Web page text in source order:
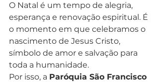
O Natal é um tempo de alegria,
esperança e renovação espiritual. É
o momento em que celebramos o
nascimento de Jesus Cristo,
símbolo de amor e salvação para
toda a humanidade.
Por isso, a Paróquia São Francisco